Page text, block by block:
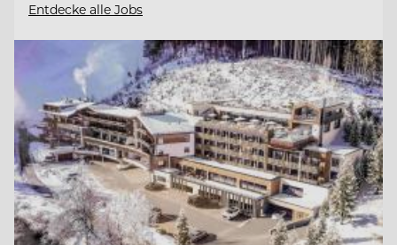
Entdecke alle Jobs